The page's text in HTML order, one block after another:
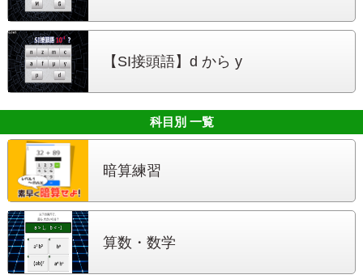
【SI接頭語】 d から y
科目別 一覧
暗算練習
算数・数学